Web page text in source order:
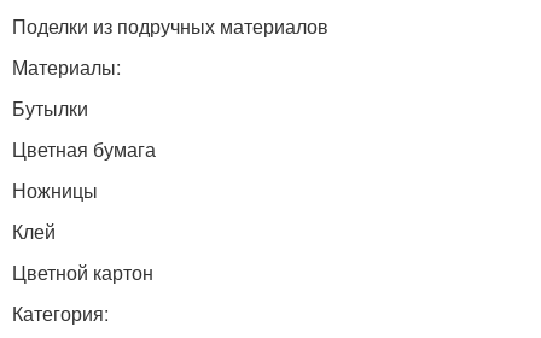
Поделки из подручных материалов
Материалы:
Бутылки
Цветная бумага
Ножницы
Клей
Цветной картон
Категория: